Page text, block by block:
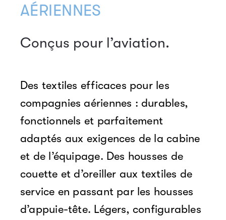
AÉRIENNES
Conçus pour l’aviation.
Des textiles efficaces pour les
compagnies aériennes : durables,
fonctionnels et parfaitement
adaptés aux exigences de la cabine
et de l’équipage. Des housses de
couette et d’oreiller aux textiles de
service en passant par les housses
d’appuie-tête. Légers, configurables